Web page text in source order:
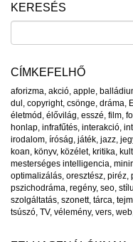
KERESÉS
CÍMKEFELHŐ
aforizma akció apple
dul copyright, csönge dráma
életmód élővilág esszé film
honlap infrafűtés interakció
irodalom íróság játék jazz
koan könyv, közélet, kritika kult
mesterséges intelligencia
optimalizálás oresztész piréz
pszichodráma regény, seo
szolgáltatás szonett, tárca
tsúszó TV, vélemény, vers web